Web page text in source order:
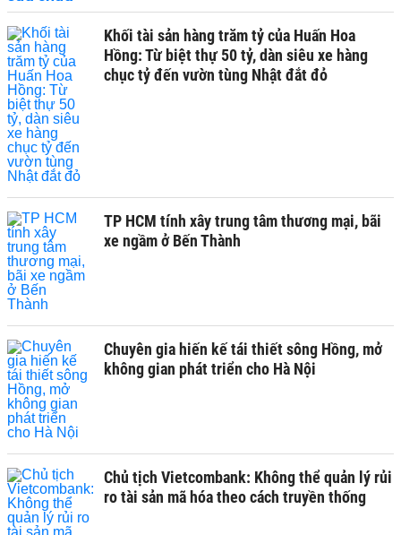
Khối tài sản hàng trăm tỷ của Huấn Hoa
Hồng: Từ biệt thự 50 tỷ, dàn siêu xe hàng
chục tỷ đến vườn tùng Nhật đắt đỏ
TP HCM tính xây trung tâm thương mại, bãi
xe ngầm ở Bến Thành
Chuyên gia hiến kế tái thiết sông Hồng, mở
không gian phát triển cho Hà Nội
Chủ tịch Vietcombank: Không thể quản lý rủi
ro tài sản mã hóa theo cách truyền thống